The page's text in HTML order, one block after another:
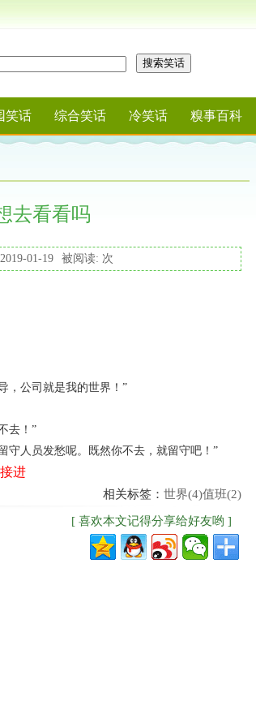
搜索笑话
笑话 综合笑话 冷笑话 糗事百科
去看看吗
01-19 被阅读: 次
公司就是我的世界！”
去！”
人员发愁呢。既然你不去，就留守吧！”
进
相关标签： 世界(4)值班(2)
[ 喜欢本文记得分享给好友哟 ]